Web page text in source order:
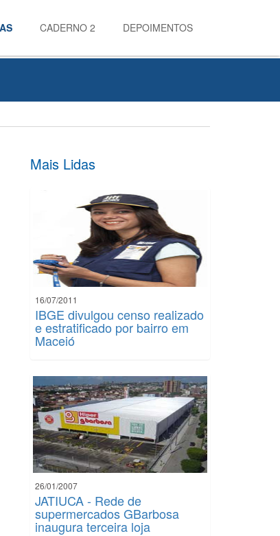
CADERNO 2 DEPOIMENTOS
Mais Lidas
16/07/2011
IBGE divulgou censo realizado
e estratificado por bairro em
Maceió
26/01/2007
JATIUCA - Rede de
supermercados GBarbosa
inaugura terceira loja